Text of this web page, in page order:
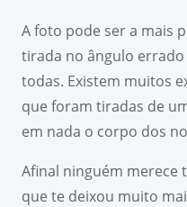
A foto pode ser a mais
tirada no ângulo
todas. Existem muitos
que foram tiradas de
em nada o corpo dos
Afinal ninguém merece
que te deixou muito